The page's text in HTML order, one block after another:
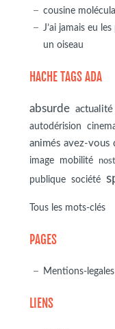
cousine
J’ai jamais eu
un oiseau
HACHE TAGS ADA
absurde actualité
autodérision
animés avez-vous
image mobilité
publique
société
Tous les mots-clés
PAGES
Mentions-
LIENS